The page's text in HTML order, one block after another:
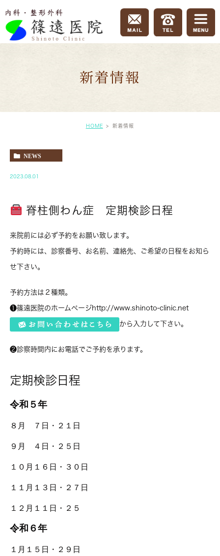
新着情報
HOME 新着情報
NEWS
2023.08.01
脊柱側わん症 定期検診日程
来院前には必ず予約をお願い致します。
予約時には、診察番号、お名前、連絡先、ご希望の日程をお知ら
せ下さい。
予約方法は２種類。
❶篠遠医院のホームページhttp://www.shinoto-clinic.net
から入力して下さい。
❷診察時間内にお電話でご予約を承ります。
定期検診日程
令和５年
８月 ７日・２１日
９月 ４日・２５日
１０月１６日・３０日
１１月１３日・２７日
１２月１１日・２５
令和６年
１月１５日・２９日